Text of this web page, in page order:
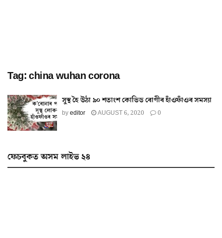
Tag:china wuhan corona
সুস্থ হৈ উঠা ৯০ শতাংশ কোভিড ৰোগীৰ হাঁওফাঁওৰ সমস্যা
byeditor AUGUST 6, 2020 0
ফেচবুকত অসম লাইভ ২৪